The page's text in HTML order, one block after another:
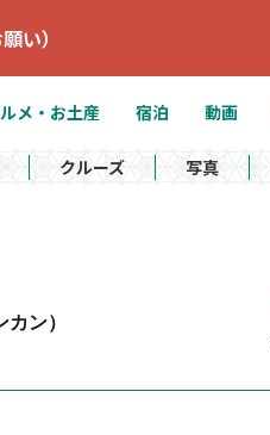
い）
メ・お土産 宿泊 動画
クルーズ 写真
ン）